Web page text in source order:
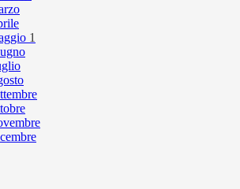
1